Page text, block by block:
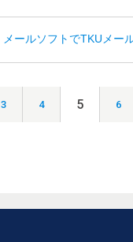
メールソフトでTKUメー
3 4 5 6